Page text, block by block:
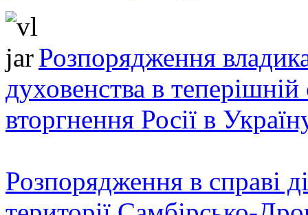
Розпорядження
духовенства в теперішній
вторгнення Росії в
Розпорядження в справі